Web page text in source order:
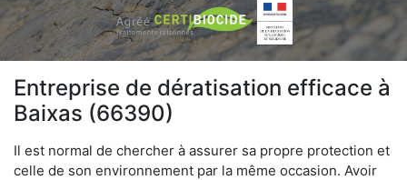
Entreprise de dératisation efficace à
Baixas (66390)
Il est normal de chercher à assurer sa propre protection et
celle de son environnement par la même occasion. Avoir